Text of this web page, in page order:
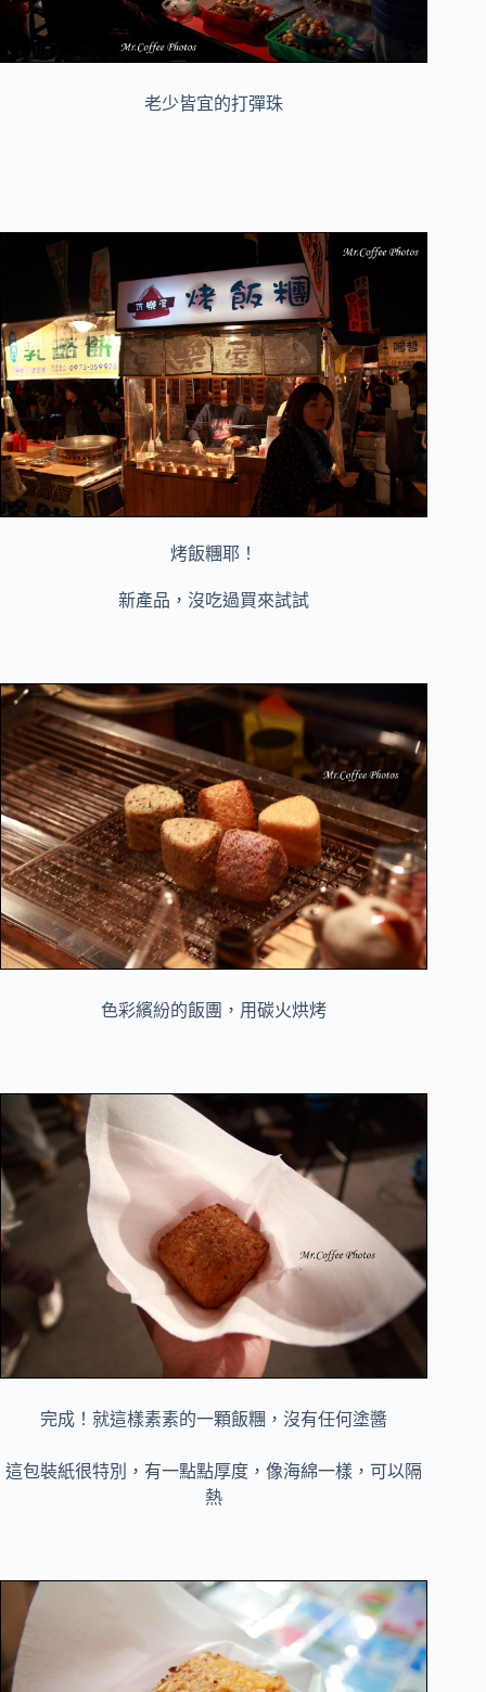
老少皆宜的打彈珠
烤飯糰耶！
新產品，沒吃過買來試試
色彩繽紛的飯團， 用碳火烘烤
完成！就這樣素素的一顆飯糰，沒有任何塗醬
這包裝紙很特別，有一點點厚度，像海綿一樣，可以隔
熱